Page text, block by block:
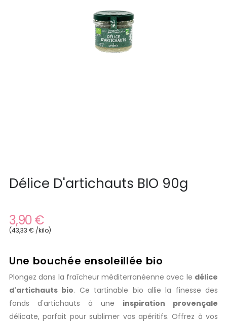
Délice D'artichauts BIO 90g
3,90 €
(43,33 € /kilo)
Une bouchée ensoleillée bio
Plongez dans la fraîcheur méditerranéenne avec le délice
d'artichauts bio. Ce tartinable bio allie la finesse des
fonds d'artichauts à une inspiration provençale
délicate, parfait pour sublimer vos apéritifs. Offrez à vos